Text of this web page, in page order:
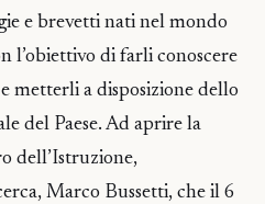
e brevetti nati nel mondo
l’obiettivo di farli conoscere
metterli a disposizione dello
del Paese. Ad aprire la
dell’Istruzione,
Marco Bussetti, che il 6